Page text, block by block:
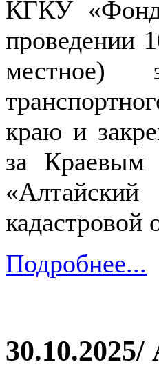
КГКУ «Фонд
проведении
местное)
краю и
за Краевым
кадастровой
Подробнее...
30.10.2025/